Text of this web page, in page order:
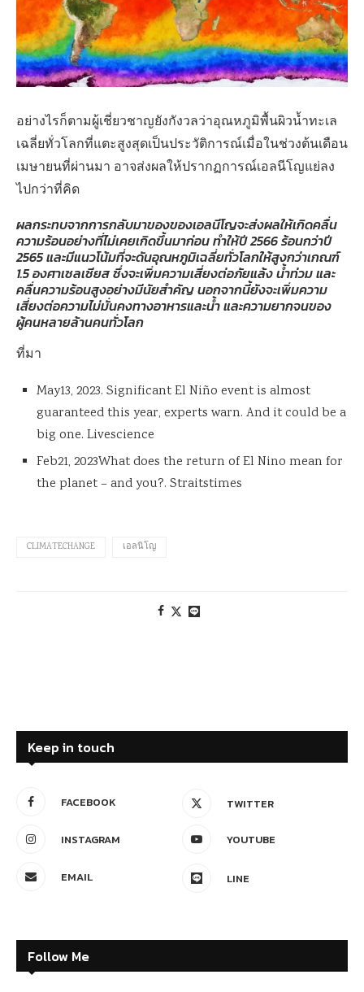
อย่างไรก็ตามผู้เชี่ยวชาญยังกังวลว่าอุณหภูมิพื้นผิวน้ำทะเล
เฉลี่ยทั่วโลกที่แตะสูงสุดเป็นประวัติการณ์เมื่อในช่วงต้นเดือน
เมษายนที่ผ่านมา อาจส่งผลให้ปรากฏการณ์เอลนีโญแย่ลง
ไปกว่าที่คิด
ผลกระทบจากการกลับมาของของเอลนีโญจะส่งผลให้เกิดคลื่น
ความร้อนอย่างที่ไม่เคยเกิดขึ้นมาก่อน ทำให้ปี 2566 ร้อนกว่าปี
2565 และมีแนวโน้มที่จะดันอุณหภูมิเฉลี่ยทั่วโลกให้สูงกว่าเกณฑ์
1.5 องศาเซลเซียส ซึ่งจะเพิ่มความเสี่ยงต่อภัยแล้ง น้ำท่วม และ
คลื่นความร้อนสูงอย่างมีนัยสำคัญ นอกจากนี้ยังจะเพิ่มความ
เสี่ยงต่อความไม่มั่นคงทางอาหารและน้ำ และความยากจนของ
ผู้คนหลายล้านคนทั่วโลก
ที่มา
May13, 2023. Significant El Niño event is almost
guaranteed this year, experts warn. And it could be a
big one. Livescience
Feb21, 2023What does the return of El Nino mean for
the planet – and you?. Straitstimes
CLIMATECHANGE เอลนิโญ
Keep in touch
FACEBOOK TWITTER
INSTAGRAM YOUTUBE
EMAIL LINE
Follow Me